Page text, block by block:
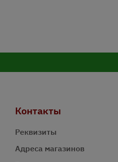
Контакты
Реквизиты
Адреса магазинов